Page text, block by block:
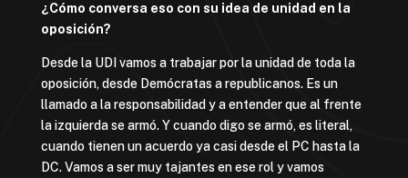
¿Cómo conversa eso con su idea de unidad en la
oposición?
Desde la UDI vamos a trabajar por la unidad de toda la
oposición, desde Demócratas a republicanos. Es un
llamado a la responsabilidad y a entender que al frente
la izquierda se armó. Y cuando digo se armó, es literal,
cuando tienen un acuerdo ya casi desde el PC hasta la
DC. Vamos a ser muy tajantes en ese rol y vamos